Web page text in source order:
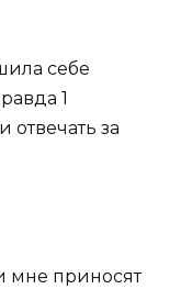
себе
1
отвечать за
мне приносят